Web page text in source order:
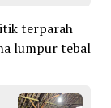
terparah
lumpur tebal